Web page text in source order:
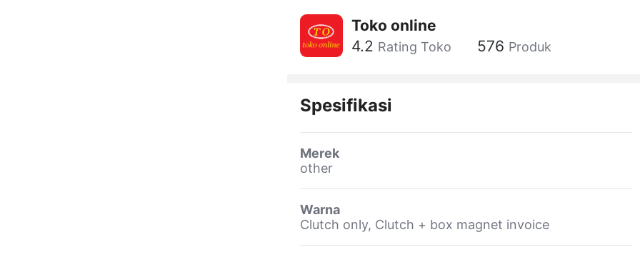
Toko online
4.2 Rating Toko 576 Produk
Spesifikasi
Merek
other
Warna
Clutch only, Clutch + box magnet invoice